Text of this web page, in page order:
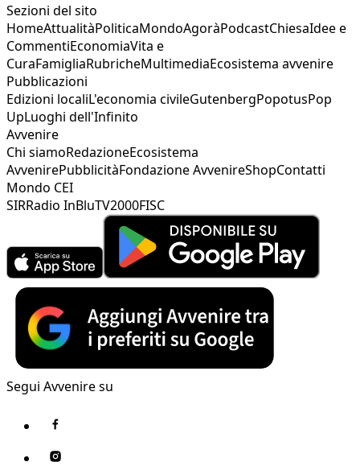
Sezioni del sito
HomeAttualitàPoliticaMondoAgoràPodcastChiesaIdee e
CommentiEconomiaVita e
CuraFamigliaRubricheMultimediaEcosistema avvenire
Pubblicazioni
Edizioni localiL'economia civileGutenbergPopotusPop
UpLuoghi dell'Infinito
Avvenire
Chi siamoRedazioneEcosistema
AvvenirePubblicitàFondazione AvvenireShopContatti
Mondo CEI
SIRRadio InBluTV2000FISC
Segui Avvenire su